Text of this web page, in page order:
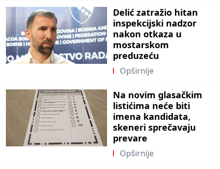
Delić zatražio hitan
inspekcijski nadzor
nakon otkaza u
mostarskom
preduzeću
Opširnije
Na novim glasačkim
listićima neće biti
imena kandidata,
skeneri sprečavaju
prevare
Opširnije